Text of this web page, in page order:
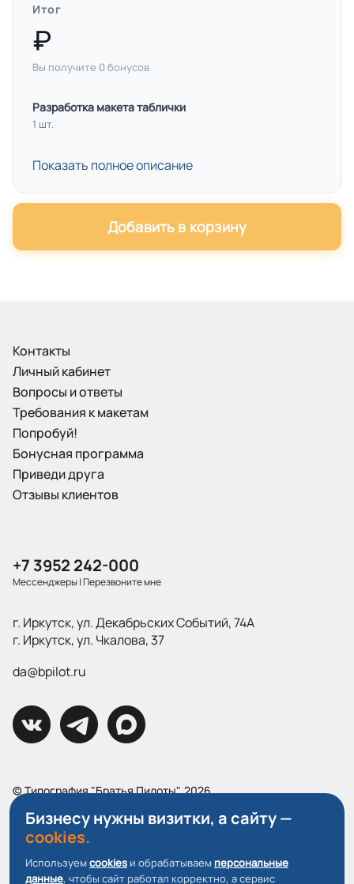
Итог
Вы получите 0 бонусов
Разработка макета таблички
1 шт.
Показать полное описание
Добавить в корзину
Контакты
Личный кабинет
Вопросы и ответы
Требования к макетам
Попробуй!
Бонусная программа
Приведи друга
Отзывы клиентов
+7 3952 242-000
Мессенджеры|Перезвоните мне
г. Иркутск, ул. Декабрьских Событий, 74А
г. Иркутск, ул. Чкалова, 37
da@bpilot.ru
© Типография "Братья Пилоты", 2026
Все права защищены.
Политика конфиденциальности
Пользовательское соглашение
Бизнесу нужны визитки, а сайту —
cookies.
Используемcookies и обрабатываем персональные
данные, чтобы сайт работал корректно, а сервис